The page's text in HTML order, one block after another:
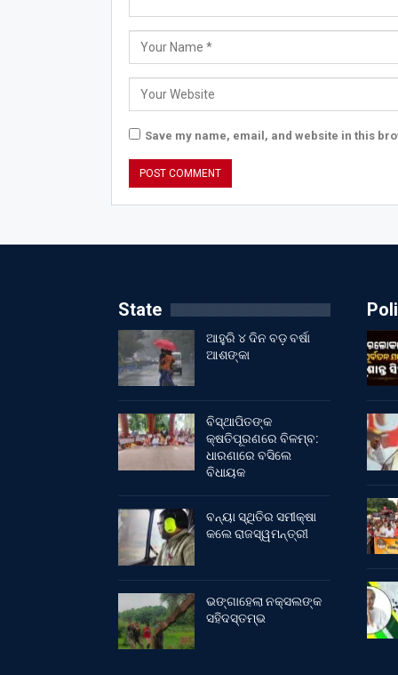
Save my name, email, and website in this
State
ଆହୁରି ୪ ଦିନ ବଡ଼ ବର୍ଷା
ଆଶଙ୍କା
ବିସ୍ଥାପିତଙ୍କ
କ୍ଷତିପୂରଣରେ ବିଳମ୍ବ:
ଧାରଣାରେ ବସିଲେ
ବିଧାୟକ
ବନ୍ୟା ସ୍ଥିତିର ସମୀକ୍ଷା
କଲେ ରାଜସ୍ୱମନ୍ତ୍ରୀ
ଭଙ୍ଗାହେଲା ନକ୍ସଲଙ୍କ
ସହିଦସ୍ତମ୍ଭ